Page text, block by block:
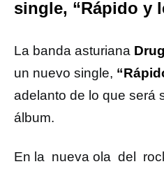
single, “Rápido y
La banda asturiana
un nuevo single,
adelanto de lo que será
álbum.
En la nueva ola del